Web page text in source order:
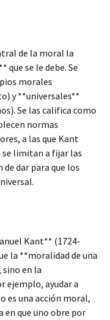
de la moral la
se le debe. Se
morales
y **universales**
Se las califica como
normas
a las que Kant
se limitan a fijar las
dar para que los
Kant** (1724-
la **moralidad de una
sino en la
ejemplo, ayudar a
es una acción moral,
en que uno obre por